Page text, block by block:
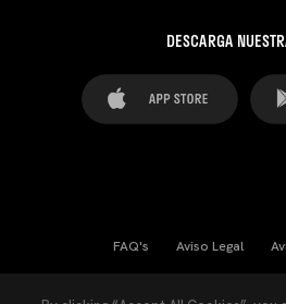
DESCARGA
FAQ's Aviso Legal